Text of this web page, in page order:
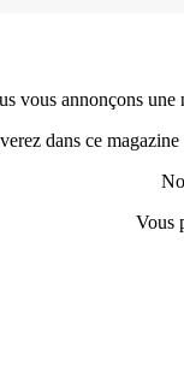
vous annonçons
dans ce
Vous